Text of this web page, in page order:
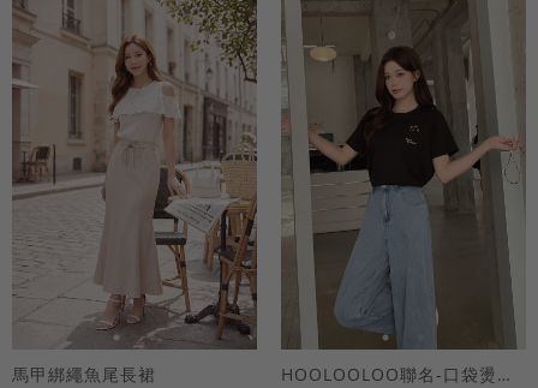
馬甲綁繩魚尾長裙 HOOLOOLOO聯名-口袋燙金KUKU熊短袖上衣